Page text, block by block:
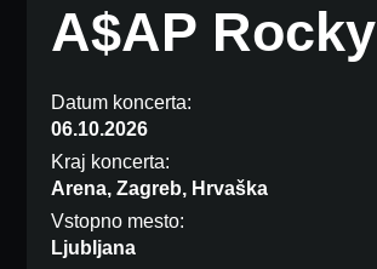
A$AP Rocky
Datum koncerta:
06.10.2026
Kraj koncerta:
Arena, Zagreb, Hrvaška
Vstopno mesto:
Ljubljana